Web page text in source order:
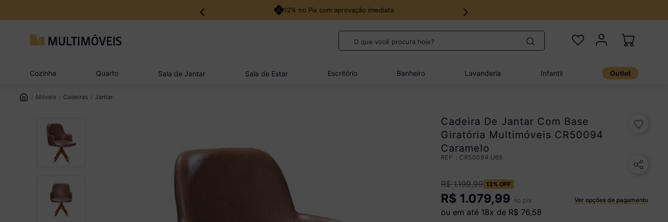
12% no Pix com aprovação imediata
O que você procura hoje?
Cozinha Quarto Sala de Jantar Sala de Estar Escritório Banheiro Lavanderia Infantil Outlet
Móveis Cadeiras Jantar
Cadeira De Jantar Com Base
Giratória Multimóveis CR50094
Caramelo
: CR50094.U65
R$ 1.199,99 12% OFF
R$ 1.079,99 no pix Ver opções de pagamento
ou em até 18x de R$ 76,58